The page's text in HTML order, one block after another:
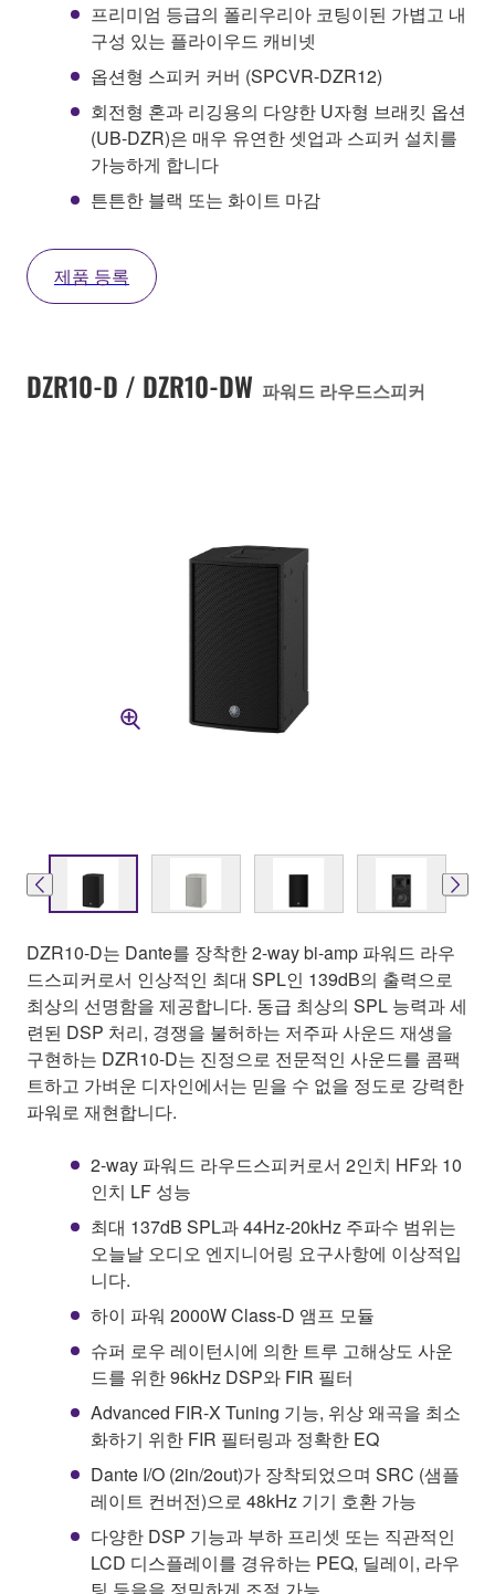
프리미엄 등급의 폴리우리아 코팅이된 가볍고 내
구성 있는 플라이우드 캐비넷
옵션형 스피커 커버 (SPCVR-DZR12)
회전형 혼과 리깅용의 다양한 U자형 브래킷 옵션
(UB-DZR)은 매우 유연한 셋업과 스피커 설치를
가능하게 합니다
튼튼한 블랙 또는 화이트 마감
제품 등록
DZR10-D / DZR10-DW 파워드 라우드스피커
DZR10-D는 Dante를 장착한 2-way bi-amp 파워드 라우
드스피커로서 인상적인 최대 SPL인 139dB의 출력으로
최상의 선명함을 제공합니다. 동급 최상의 SPL 능력과 세
련된 DSP 처리, 경쟁을 불허하는 저주파 사운드 재생을
구현하는 DZR10-D는 진정으로 전문적인 사운드를 콤팩
트하고 가벼운 디자인에서는 믿을 수 없을 정도로 강력한
파워로 재현합니다.
2-way 파워드 라우드스피커로서 2인치 HF와 10
인치 LF 성능
최대 137dB SPL과 44Hz-20kHz 주파수 범위는
오늘날 오디오 엔지니어링 요구사항에 이상적입
니다.
하이 파워 2000W Class-D 앰프 모듈
슈퍼 로우 레이턴시에 의한 트루 고해상도 사운
드를 위한 96kHz DSP와 FIR 필터
Advanced FIR-X Tuning 기능, 위상 왜곡을 최소
화하기 위한 FIR 필터링과 정확한 EQ
Dante I/O (2in/2out)가 장착되었으며 SRC (샘플
레이트 컨버전)으로 48kHz 기기 호환 가능
다양한 DSP 기능과 부하 프리셋 또는 직관적인
LCD 디스플레이를 경유하는 PEQ, 딜레이, 라우